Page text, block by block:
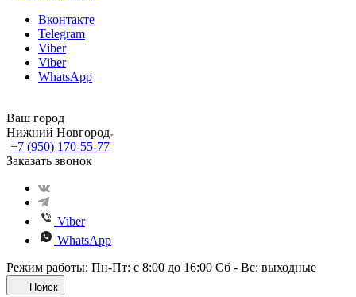
Вконтакте
Telegram
Viber
Viber
WhatsApp
Ваш город
Нижний Новгород
+7 (950) 170-55-77
Заказать звонок
Viber
WhatsApp
Режим работы: Пн-Пт: с 8:00 до 16:00 Сб - Вс: выходные
Поиск